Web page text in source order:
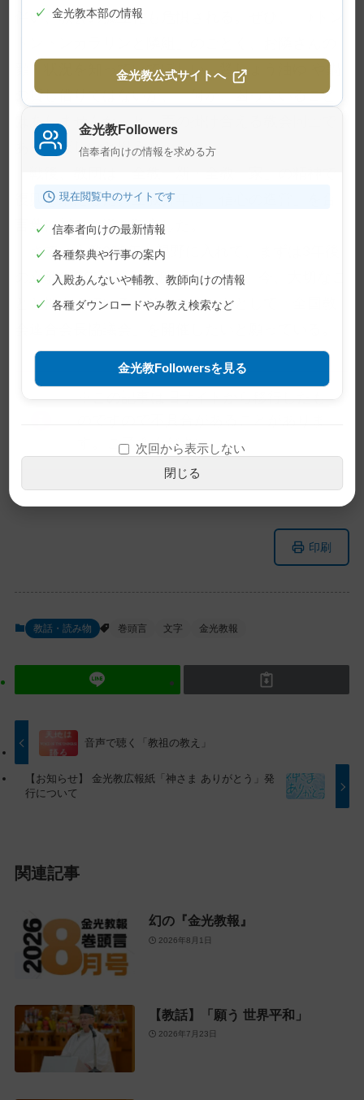
伴い、教会の孤立化も危惧される。ぜひ、「♪トン
顔・状況を知っていてほしい。醤しょう油ゆ や鍋
の貸し借りではないが、「何か、困っていること
はありませんか」と、声の掛け合える教会同士で
あってほしいと思う。
復興を果たした。立教百年は「信心の造営」を合
言葉に新たな道を確立した。
さて、立教200年を視野に入れて、まずは3年後
の立教160年をどうお迎えするかが、今、大切なこ
とと押さえている。そのスタートとして「全国教
※この記事は旧サイトから移行したも
す。ご了承ください。
ッ
プ
に
動
す
る
印刷
教話・読み物 巻頭言 文字 金光教報
音声で聴く「教祖の教え」
【お知らせ】 金光教広報紙「神さま ありがとう」発
行について
関連記事
幻の『金光教報』
2026年8月1日
【教話】「願う 世界平和」
2026年7月23日
✓ 金光教本部の情報
金光教公式サイトへ
金光教Followers
信奉者向けの情報を求める方
現在閲覧中のサイトです
✓ 信奉者向けの最新情報
✓ 各種祭典や行事の案内
✓ 入殿あんないや輔教、教師向けの情報
✓ 各種ダウンロードやみ教え検索など
金光教Followersを見る
次回から表示しない
閉じる